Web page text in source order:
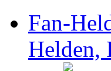
Fan-
Helden,